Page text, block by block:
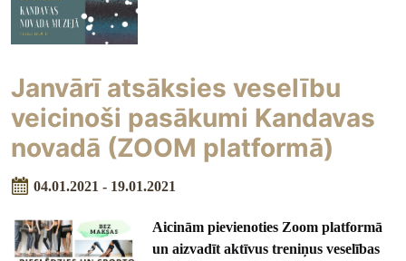
Janvārī atsāksies veselību
veicinoši pasākumi Kandavas
novadā (ZOOM platformā)
04.01.2021 - 19.01.2021
Aicinām pievienoties Zoom platformā
un aizvadīt aktīvus treniņus veselības